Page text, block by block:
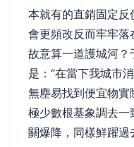
本就有的直銷固定
會更頻改反而牢牢
故意算一道護城河
是：“在當下我城市
無塵易找到便宜物
極少數根基象調去
關爆降，同樣鮮躍過